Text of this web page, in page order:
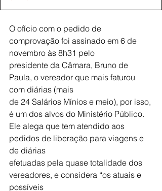
O ofício com o pedido de
comprovação foi assinado em 6 de
novembro às 8h31 pelo
presidente da Câmara, Bruno de
Paula, o vereador que mais faturou
com diárias (mais
de 24 Salários Mínios e meio), por isso,
é um dos alvos do Ministério Público.
Ele alega que tem atendido aos
pedidos de liberação para viagens e
de diárias
efetuadas pela quase totalidade dos
vereadores, e considera “os atuais e
possíveis